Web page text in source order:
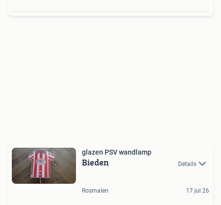
glazen PSV wandlamp
Bieden Details
Rosmalen 17 jul 26